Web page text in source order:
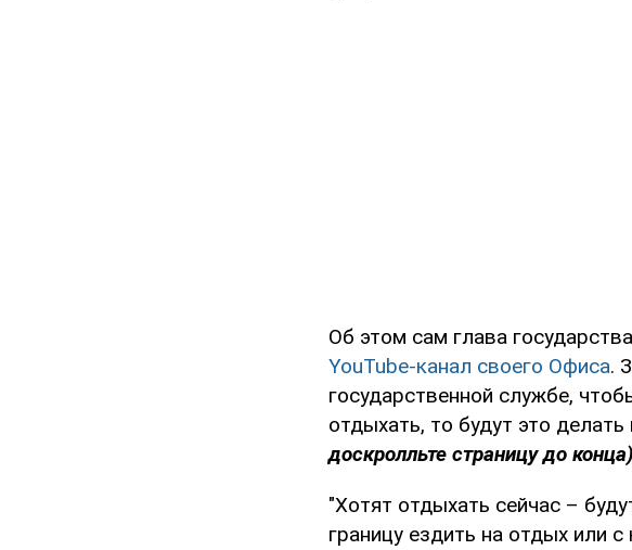
Об этом сам глава
YouTube-канал своего Офиса.
государственной службе,
отдыхать, то будут это
доскролльте страницу до конца)
"Хотят отдыхать сейчас –
границу ездить на отдых или